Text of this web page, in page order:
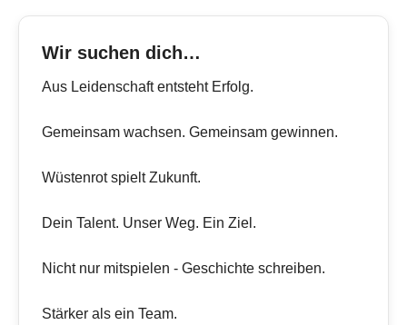
Wir suchen dich…
Aus Leidenschaft entsteht Erfolg.
Gemeinsam wachsen. Gemeinsam gewinnen.
Wüstenrot spielt Zukunft.
Dein Talent. Unser Weg. Ein Ziel.
Nicht nur mitspielen - Geschichte schreiben.
Stärker als ein Team.